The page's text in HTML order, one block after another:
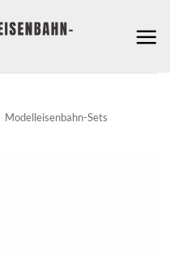
Modelleisenbahn-Sets